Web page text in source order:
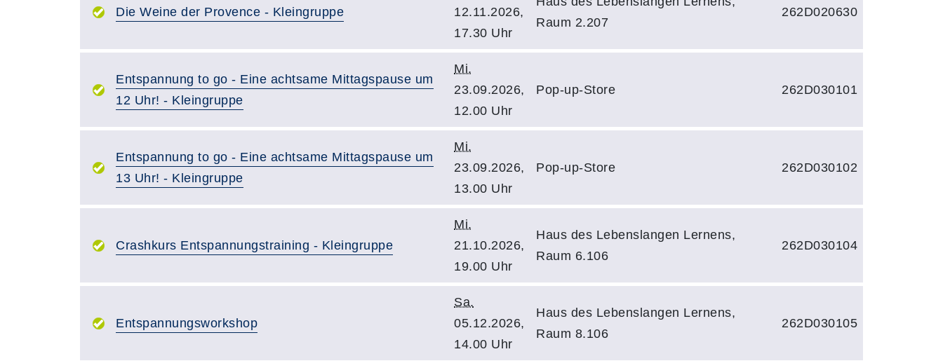
Die Weine der Provence - Kleingruppe
12.11.2026,
17.30 Uhr
Raum 2.207
262D020630
Entspannung to go - Eine achtsame Mittagspause um
12 Uhr! - Kleingruppe
Mi.
23.09.2026,
12.00 Uhr
Pop-up-Store 262D030101
Entspannung to go - Eine achtsame Mittagspause um
13 Uhr! - Kleingruppe
Mi.
23.09.2026,
13.00 Uhr
Pop-up-Store 262D030102
Crashkurs Entspannungstraining - Kleingruppe
Mi.
21.10.2026,
19.00 Uhr
Haus des Lebenslangen Lernens,
Raum 6.106
262D030104
Entspannungsworkshop
Sa.
05.12.2026,
14.00 Uhr
Haus des Lebenslangen Lernens,
Raum 8.106
262D030105